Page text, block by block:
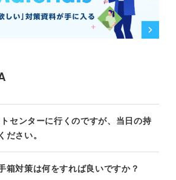
センターに行くのですが、当日の持
ださい。
箱対策は何をすれば良いですか？